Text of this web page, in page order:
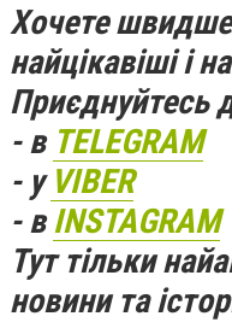
Хочете швидше
найцікавіші і
Приєднуйтесь
- в TELEGRAM
- у VIBER
- вINSTAGRAM
Тут тільки
новини та